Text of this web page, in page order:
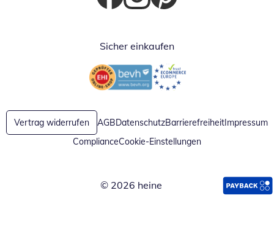
Öffnet in neuem Fenster
Öffnet in neuem Fenster
Öffnet in neuem Fenster
Sicher einkaufen
Öffnet in neuem FensterÖffnet in neuem Fenster
Vertrag widerrufen AGBDatenschutzBarrierefreiheitImpressum
ComplianceCookie-Einstellungen
© 2026 heine